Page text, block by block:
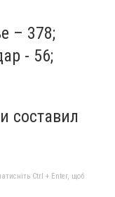
– 378;
- 56;
составил
Ctrl + Enter, щоб